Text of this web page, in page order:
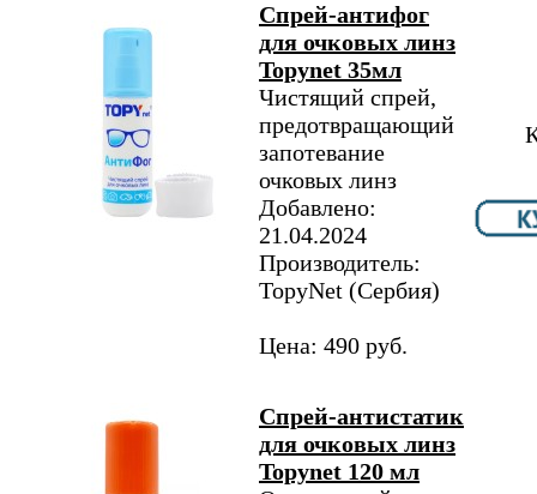
Спрей-антифог
для очковых линз
Topynet 35мл
Чистящий спрей,
предотвращающий
запотевание
очковых линз
Добавлено:
21.04.2024
Производитель:
TopyNet​ (Сербия)
Цена: 490 руб.
Спрей-антистатик
для очковых линз
Topynet 120 мл